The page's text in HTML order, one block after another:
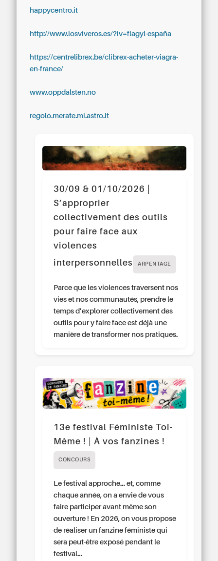
happycentro.it
http://www.losviveros.es/?iv=flagyl-españa
https://centrelibrex.be/clibrex-acheter-viagra-
en-france/
www.oppdalsten.no
regolo.merate.mi.astro.it
30/09 & 01/10/2026 |
S’approprier
collectivement des outils
pour faire face aux
violences
interpersonnelles
ARPENTAGE
Parce que les violences traversent nos
vies et nos communautés, prendre le
temps d’explorer collectivement des
outils pour y faire face est déjà une
manière de transformer nos pratiques.
13e festival Féministe Toi-
Même ! | À vos fanzines !
CONCOURS
Le festival approche… et, comme
chaque année, on a envie de vous
faire participer avant même son
ouverture ! En 2026, on vous propose
de réaliser un fanzine féministe qui
sera peut-être exposé pendant le
festival…